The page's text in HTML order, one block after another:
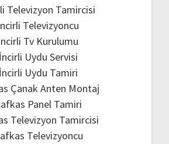
Televizyon Tamircisi
Televizyoncu
Tv Kurulumu
İncirli Uydu Servisi
İncirli Uydu Tamiri
Çanak Anten Montaj
Panel Tamiri
Televizyon Tamircisi
Televizyoncu